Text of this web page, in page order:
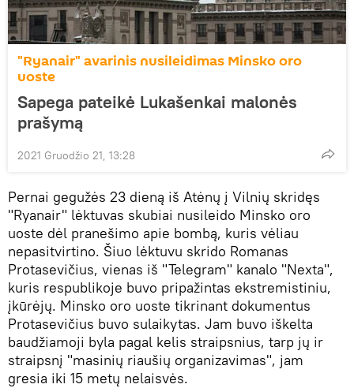
"Ryanair" avarinis nusileidimas Minsko oro
uoste
Sapega pateikė Lukašenkai malonės
prašymą
2021 Gruodžio 21, 13:28
Pernai gegužės 23 dieną iš Atėnų į Vilnių skridęs
"Ryanair" lėktuvas skubiai nusileido Minsko oro
uoste dėl pranešimo apie bombą, kuris vėliau
nepasitvirtino. Šiuo lėktuvu skrido Romanas
Protasevičius, vienas iš "Telegram" kanalo "Nexta",
kuris respublikoje buvo pripažintas ekstremistiniu,
įkūrėjų. Minsko oro uoste tikrinant dokumentus
Protasevičius buvo sulaikytas. Jam buvo iškelta
baudžiamoji byla pagal kelis straipsnius, tarp jų ir
straipsnį "masinių riaušių organizavimas", jam
gresia iki 15 metų nelaisvės.